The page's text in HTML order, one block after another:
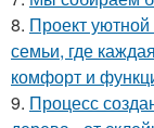
8. Проект
семьи, где
комфорт и
9. Процесс